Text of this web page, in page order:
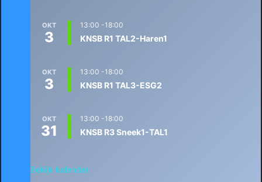
OKT
3
13:00 -18:00
KNSB R1 TAL2-Haren1
OKT
3
13:00 -18:00
KNSB R1 TAL3-ESG2
OKT
31
13:00 -18:00
KNSB R3 Sneek1-TAL1
Bekijk kalender